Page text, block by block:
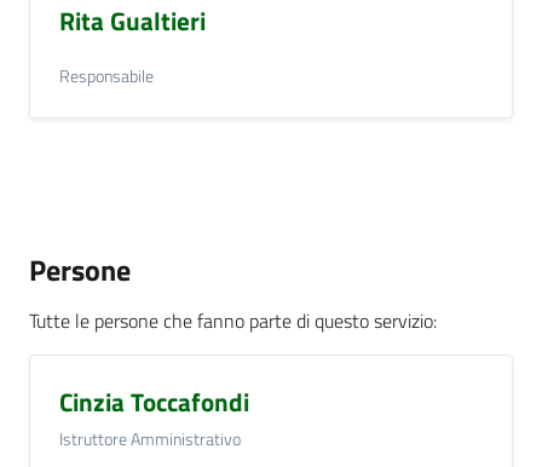
Rita Gualtieri
Responsabile
Persone
Tutte le persone che fanno parte di questo servizio:
Cinzia Toccafondi
Istruttore Amministrativo